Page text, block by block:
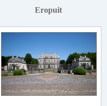
Eropuit